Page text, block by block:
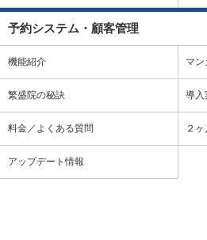
予約システム・顧客管理
機能紹介 マ
繁盛院の秘訣 導入
料金／よくある質問 ２
アップデート情報